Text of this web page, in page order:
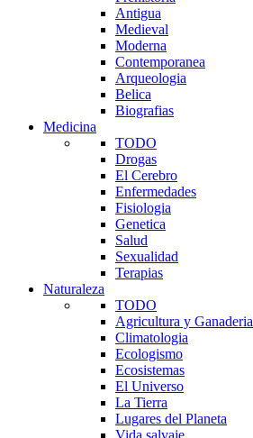
Antigua
Medieval
Moderna
Contemporanea
Arqueologia
Belica
Biografias
Medicina
TODO
Drogas
El Cerebro
Enfermedades
Fisiologia
Genetica
Salud
Sexualidad
Terapias
Naturaleza
TODO
Agricultura y Ganaderia
Climatologia
Ecologismo
Ecosistemas
El Universo
La Tierra
Lugares del Planeta
Vida salvaje